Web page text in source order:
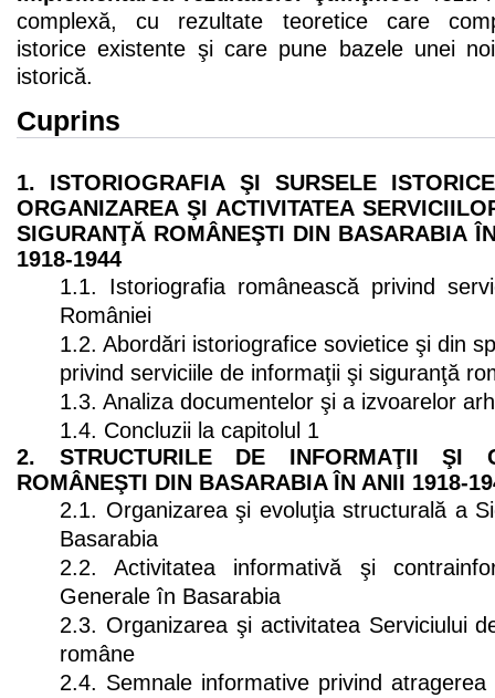
complexă, cu rezultate teoretice care
istorice existente şi care pune bazele unei
istorică.
Cuprins
1. ISTORIOGRAFIA ŞI SURSELE
ORGANIZAREA ŞI ACTIVITATEA
SIGURANŢĂ ROMÂNEŞTI DIN BASARABIA
1918-1944
1.1. Istoriografia românească privind
României
1.2. Abordări istoriografice sovietice şi din
privind serviciile de informaţii şi siguranţă
1.3. Analiza documentelor şi a izvoarelor
1.4. Concluzii la capitolul 1
2. STRUCTURILE DE INFORMAŢII ŞI
ROMÂNEŞTI DIN BASARABIA ÎN ANII 1918-
2.1. Organizarea şi evoluţia structurală a
Basarabia
2.2. Activitatea informativă şi
Generale în Basarabia
2.3. Organizarea şi activitatea Serviciului
române
2.4. Semnale informative privind